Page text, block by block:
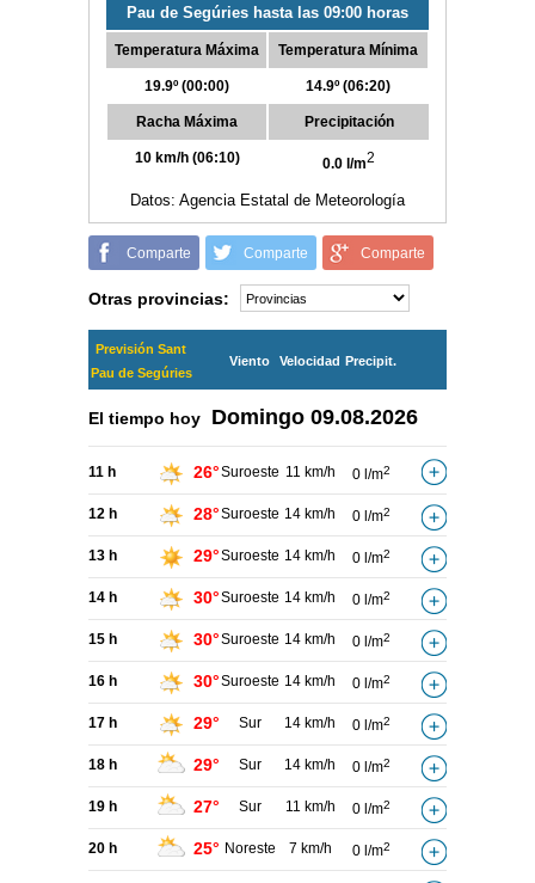
Pau de Segúries hasta las 09:00 horas
Temperatura Máxima
19.9º (00:00)
Temperatura Mínima
14.9º (06:20)
Racha Máxima
10 km/h (06:10)
Precipitación
0.0 l/m2
Datos: Agencia Estatal de Meteorología
Comparte Comparte Comparte
Otras provincias:
Previsión Sant
Pau de Segúries
Viento Velocidad Precipit.
El tiempo hoy Domingo 09.08.2026
11 h 26°Suroeste 11 km/h 0 l/m2
12 h 28°Suroeste 14 km/h 0 l/m2
13 h 29°Suroeste 14 km/h 0 l/m2
14 h 30°Suroeste 14 km/h 0 l/m2
15 h 30°Suroeste 14 km/h 0 l/m2
16 h 30°Suroeste 14 km/h 0 l/m2
17 h 29° Sur 14 km/h 0 l/m2
18 h 29° Sur 14 km/h 0 l/m2
19 h 27° Sur 11 km/h 0 l/m2
20 h 25° Noreste 7 km/h 0 l/m2